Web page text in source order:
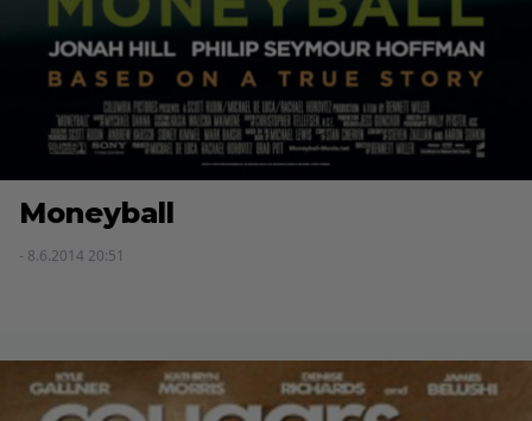
Moneyball
- 8.6.2014 20:51